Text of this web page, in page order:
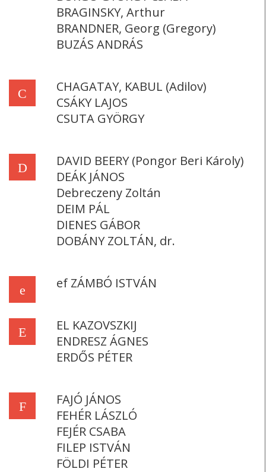
BRAGINSKY, Arthur
BRANDNER, Georg (Gregory)
BUZÁS ANDRÁS
C
CHAGATAY, KABUL (Adilov)
CSÁKY LAJOS
CSUTA GYÖRGY
D
DAVID BEERY (Pongor Beri Károly)
DEÁK JÁNOS
Debreczeny Zoltán
DEIM PÁL
DIENES GÁBOR
DOBÁNY ZOLTÁN, dr.
e ef ZÁMBÓ ISTVÁN
E
EL KAZOVSZKIJ
ENDRESZ ÁGNES
ERDŐS PÉTER
F
FAJÓ JÁNOS
FEHÉR LÁSZLÓ
FEJÉR CSABA
FILEP ISTVÁN
FÖLDI PÉTER